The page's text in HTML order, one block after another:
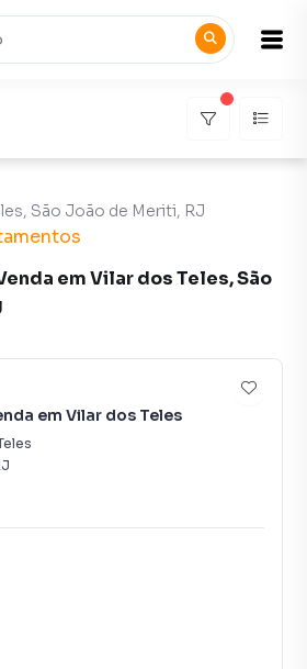
São João de Meriti, RJ
em Vilar dos Teles, São
em Vilar dos Teles